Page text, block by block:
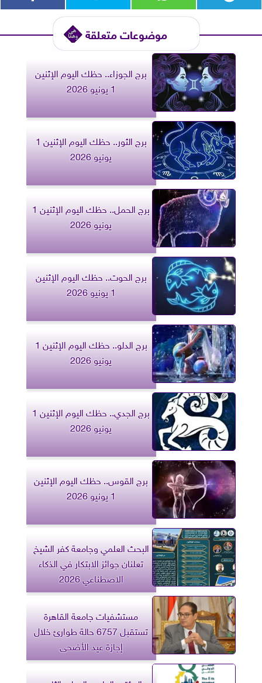
موضوعات متعلقة
برج الجوزاء.. حظك اليوم الإثنين
1 يونيو 2026
برج الثور.. حظك اليوم الإثنين 1
يونيو 2026
برج الحمل.. حظك اليوم الإثنين 1
يونيو 2026
برج الحوت.. حظك اليوم الإثنين
1 يونيو 2026
برج الدلو.. حظك اليوم الإثنين 1
يونيو 2026
برج الجدي.. حظك اليوم الإثنين 1
يونيو 2026
برج القوس.. حظك اليوم الإثنين
1 يونيو 2026
البحث العلمي وجامعة كفر الشيخ
تعلنان جوائز الابتكار في الذكاء
الاصطناعي 2026
مستشفيات جامعة القاهرة
تستقبل 6757 حالة طوارئ خلال
إجازة عيد الأضحى